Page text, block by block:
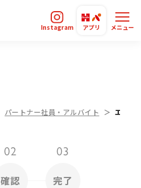
Instagram アプリ メニュー
パートナー社員・アルバイト エント
02
確認
03
完了